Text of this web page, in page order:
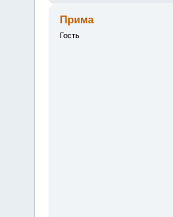
Прима
Гость